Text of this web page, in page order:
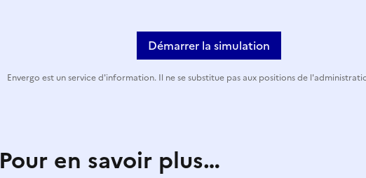
Démarrer la simulation
Envergo est un service d'information. Il ne se substitue pas aux positions de
Pour en savoir plus…